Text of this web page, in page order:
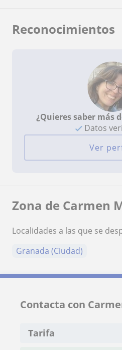
Reconocimientos
¿Quieres saber más
Datos
Ver
Zona de Carmen
Localidades a las que se
Granada (Ciudad)
Contacta con
Tarifa